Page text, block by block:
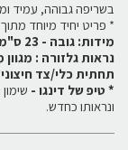
בשריפה גבוהה, עמיד
* פריט יחיד מיוחד
מידות: גובה - 23 ס"מ, קוטר- 15ס"מ
נראות גלזורה :
תחתית כלי/צד
* טיפ של דינגו -
ונראותו כחדש.